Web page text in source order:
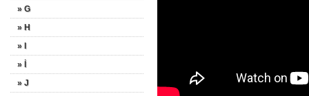
» G
» H
» I
» İ
» J